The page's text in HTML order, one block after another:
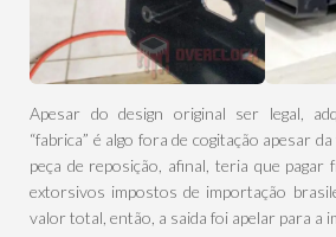
Apesar do design original ser legal,
“fabrica” é algo fora de cogitação apesar
peça de reposição, afinal, teria que
extorsivos impostos de importação
valor total, então, a saida foi apelar para a